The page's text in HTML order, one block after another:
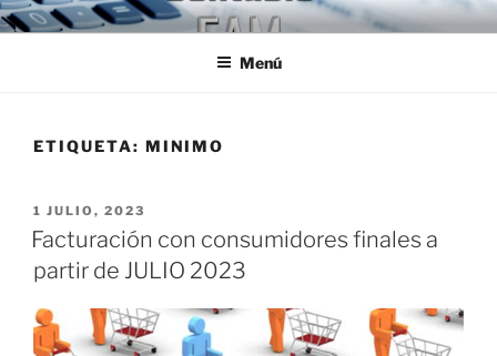
Ir
al
ESTUDIO CONTABLE FAM
Jóvenes Profesionales egresados de la U.B.A.
Menú
ETIQUETA: MINIMO
PUBLICADO
EL
1 JULIO, 2023
Facturación con consumidores finales a
partir de JULIO 2023